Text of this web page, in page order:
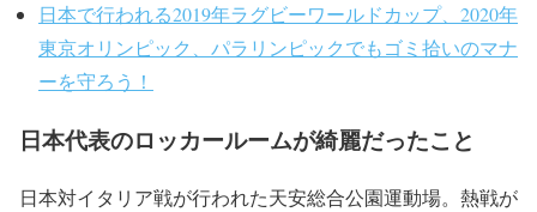
日本で行われる2019年ラグビーワールドカップ、2020年
東京オリンピック、パラリンピックでもゴミ拾いのマナ
ーを守ろう！
日本代表のロッカールームが綺麗だったこと
日本対イタリア戦が行われた天安総合公園運動場。熱戦が